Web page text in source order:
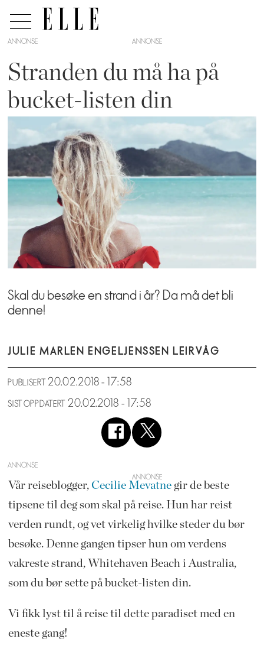
ANNONSE
Stranden du må ha på
bucket-listen din
Skal du besøke en strand i år? Da må det bli
denne!
JULIE MARLEN ENGELJENSSEN LEIRVÅG
PUBLISERT 20.02.2018 - 17:58
SIST OPPDATERT 20.02.2018 - 17:58
ANNONSE
Vår reiseblogger, Cecilie Mevatnegir de beste
tipsene til deg som skal på reise. Hun har reist
verden rundt, og vet virkelig hvilke steder du bør
besøke. Denne gangen tipser hun om verdens
vakreste strand, Whitehaven Beach i Australia,
som du bør sette på bucket-listen din.
Vi fikk lyst til å reise til dette paradiset med en
eneste gang!